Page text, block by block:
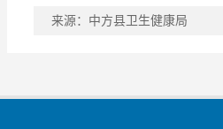
来源：中方县卫生健康局